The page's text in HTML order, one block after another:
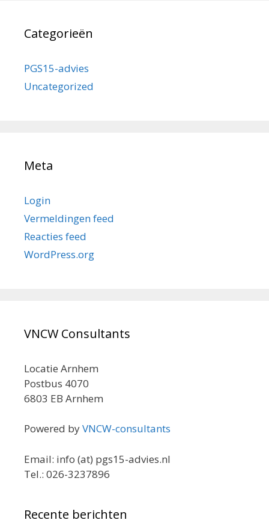
Categorieën
PGS15-advies
Uncategorized
Meta
Login
Vermeldingen feed
Reacties feed
WordPress.org
VNCW Consultants
Locatie Arnhem
Postbus 4070
6803 EB Arnhem
Powered byVNCW-consultants
Email: info (at) pgs15-advies.nl
Tel.: 026-3237896
Recente berichten